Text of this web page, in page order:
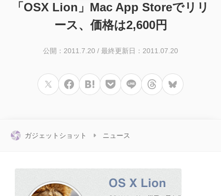
「OSX Lion」Mac App Storeでリリ
ース、価格は2,600円
公開：2011.7.20 / 最終更新日：2011.07.20
ガジェットショット ニュース